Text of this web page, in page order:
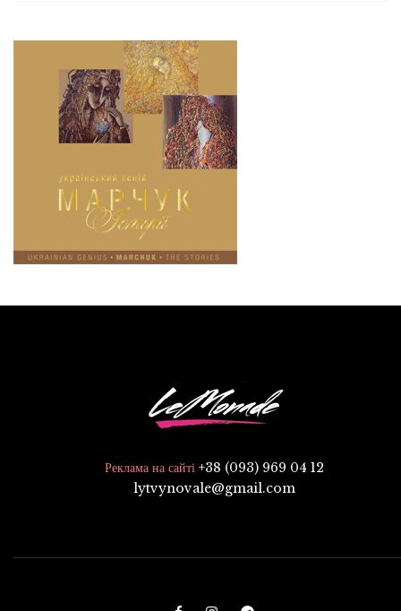
Реклама на сайті +38 (093) 969 04 12
lytvynovale@gmail.com